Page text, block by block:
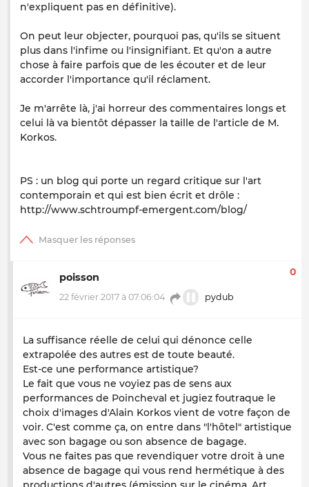
n'expliquent pas en définitive).
On peut leur objecter, pourquoi pas, qu'ils se situent
plus dans l'infime ou l'insignifiant. Et qu'on a autre
chose à faire parfois que de les écouter et de leur
accorder l'importance qu'il réclament.
Je m'arrête là, j'ai horreur des commentaires longs et
celui là va bientôt dépasser la taille de l'article de M.
Korkos.
PS : un blog qui porte un regard critique sur l'art
contemporain et qui est bien écrit et drôle :
http://www.schtroumpf-emergent.com/blog/
poisson
22 février 2017 à 07:06:04 pydub
0
La suffisance réelle de celui qui dénonce celle
extrapolée des autres est de toute beauté.
Est-ce une performance artistique?
Le fait que vous ne voyiez pas de sens aux
performances de Poincheval et jugiez foutraque le
choix d'images d'Alain Korkos vient de votre façon de
voir. C'est comme ça, on entre dans "l'hôtel" artistique
avec son bagage ou son absence de bagage.
Vous ne faites pas que revendiquer votre droit à une
absence de bagage qui vous rend hermétique à des